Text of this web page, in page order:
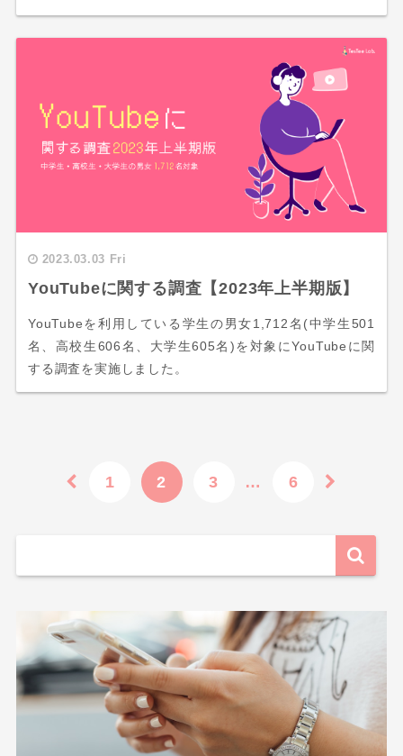
2023.03.03 Fri
YouTubeに関する調査【2023年上半期版】
YouTubeを利用している学生の男女1,712名(中学生501
名、高校生606名、大学生605名)を対象にYouTubeに関
する調査を実施しました。
1 2 3 … 6